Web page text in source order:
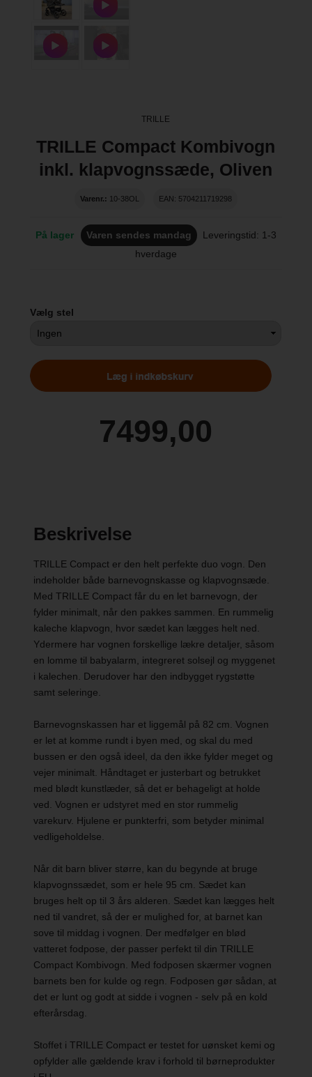
TRILLE
TRILLE Compact Kombivogn
inkl. klapvognssæde, Oliven
Varenr.: 10-38OL EAN: 5704211719298
På lager Varen sendes mandag
Leveringstid: 1-3
hverdage
Vælg stel
Beskrivelse
TRILLE Compact er den helt perfekte duo vogn. Den
indeholder både barnevognskasse og klapvognsæde.
Med TRILLE Compact får du en let barnevogn, der
fylder minimalt, når den pakkes sammen. En rummelig
kaleche klapvogn, hvor sædet kan lægges helt ned.
Ydermere har vognen forskellige lækre detaljer, såsom
en lomme til babyalarm, integreret solsejl og myggenet
i kalechen. Derudover har den indbygget rygstøtte
samt seleringe.
Barnevognskassen har et liggemål på 82 cm. Vognen
er let at komme rundt i byen med, og skal du med
bussen er den også ideel, da den ikke fylder meget og
vejer minimalt. Håndtaget er justerbart og betrukket
med blødt kunstlæder, så det er behageligt at holde
ved. Vognen er udstyret med en stor rummelig
varekurv. Hjulene er punkterfri, som betyder minimal
vedligeholdelse.
Når dit barn bliver større, kan du begynde at bruge
klapvognssædet, som er hele 95 cm. Sædet kan
bruges helt op til 3 års alderen. Sædet kan lægges helt
ned til vandret, så der er mulighed for, at barnet kan
sove til middag i vognen. Der medfølger en blød
vatteret fodpose, der passer perfekt til din TRILLE
Compact Kombivogn. Med fodposen skærmer vognen
barnets ben for kulde og regn. Fodposen gør sådan, at
det er lunt og godt at sidde i vognen - selv på en kold
efterårsdag.
Stoffet i TRILLE Compact er testet for uønsket kemi og
opfylder alle gældende krav i forhold til børneprodukter